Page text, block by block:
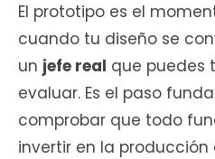
El prototipo es el
cuando tu diseño se
un jefe real que puedes
evaluar. Es el paso
comprobar que todo
invertir en la